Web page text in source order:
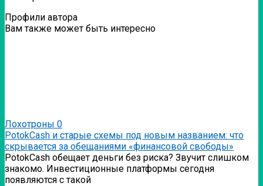
Профили автора
Вам также может быть интересно
Лохотроны 0
PotokCash и старые схемы под новым названием: что
скрывается за обещаниями «финансовой свободы»
PotokCash обещает деньги без риска? Звучит слишком
знакомо. Инвестиционные платформы сегодня
появляются с такой